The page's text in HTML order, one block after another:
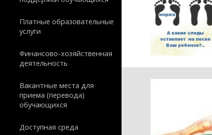
Платные образовательные
услуги
Финансово-хозяйственная
деятельность
Вакантные места для
приема (перевода)
обучающихся
Доступная среда